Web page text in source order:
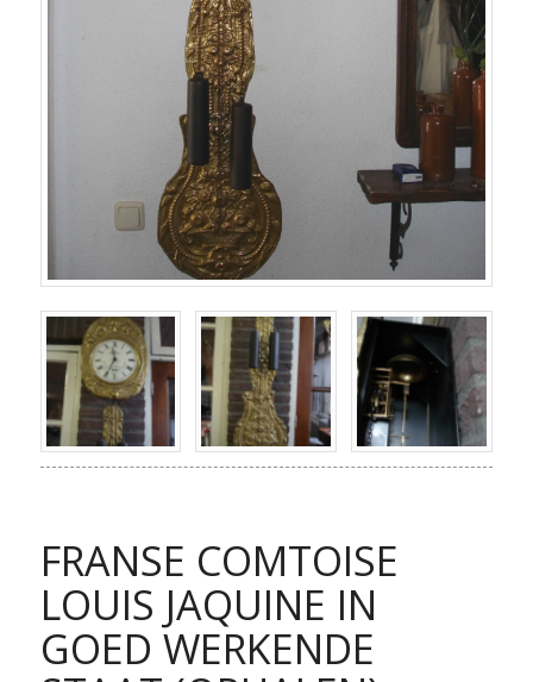
FRANSE COMTOISE
LOUIS JAQUINE IN
GOED WERKENDE